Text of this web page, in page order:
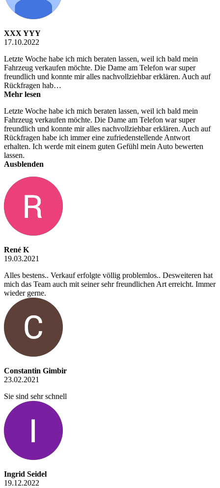
XXX YYY
17.10.2022
Letzte Woche habe ich mich beraten lassen, weil ich bald mein
Fahrzeug verkaufen möchte. Die Dame am Telefon war super
freundlich und konnte mir alles nachvollziehbar erklären. Auch auf
Rückfragen hab…
Mehr lesen
Letzte Woche habe ich mich beraten lassen, weil ich bald mein
Fahrzeug verkaufen möchte. Die Dame am Telefon war super
freundlich und konnte mir alles nachvollziehbar erklären. Auch auf
Rückfragen habe ich immer eine zufriedenstellende Antwort
erhalten. Ich werde mit einem guten Gefühl mein Auto bewerten
lassen.
Ausblenden
René K
19.03.2021
Alles bestens.. Verkauf erfolgte völlig problemlos.. Desweiteren hat
mich das Team auch mit seiner sehr freundlichen Art erreicht. Immer
wieder gerne.
Constantin Gimbir
23.02.2021
Sie sind sehr schnell
Ingrid Seidel
19.12.2022